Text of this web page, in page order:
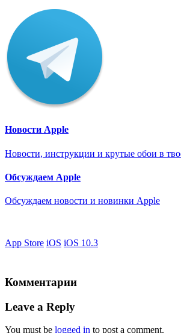
Новости Apple
Новости, инструкции и крутые обои в
Обсуждаем Apple
Обсуждаем новости и новинки Apple
App Store iOS iOS 10.3
Комментарии
Leave a Reply
You must be logged in to post a comment.